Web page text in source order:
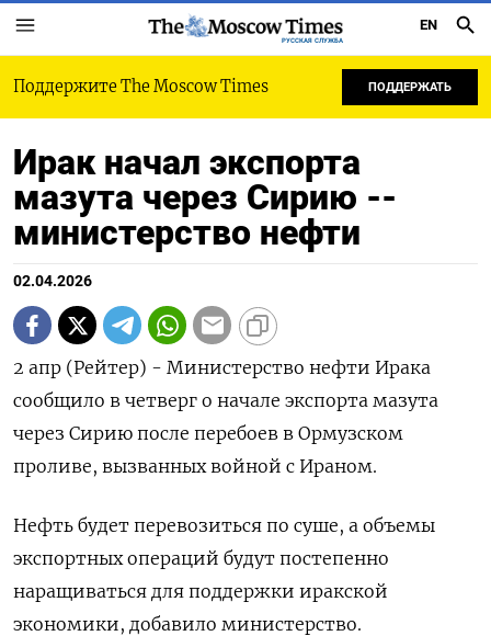
РУССКАЯ СЛУЖБА
EN
Поддержите The Moscow Times ПОДДЕРЖАТЬ
Ирак начал экспорта
мазута через Сирию --
министерство нефти
02.04.2026
2 апр (Рейтер) - Министерство нефти ‌Ирака
сообщило в четверг ​о ​начале ​экспорта ⁠мазута
‌через Сирию ‌после перебоев в Ормузском ​
проливе, ‌вызванных ​войной с ‌Ираном.
Нефть будет перевозиться по ​суше, ​а ‌объемы
экспортных операций ​будут постепенно
наращиваться для поддержки иракской
экономики, ​добавило ⁠министерство.